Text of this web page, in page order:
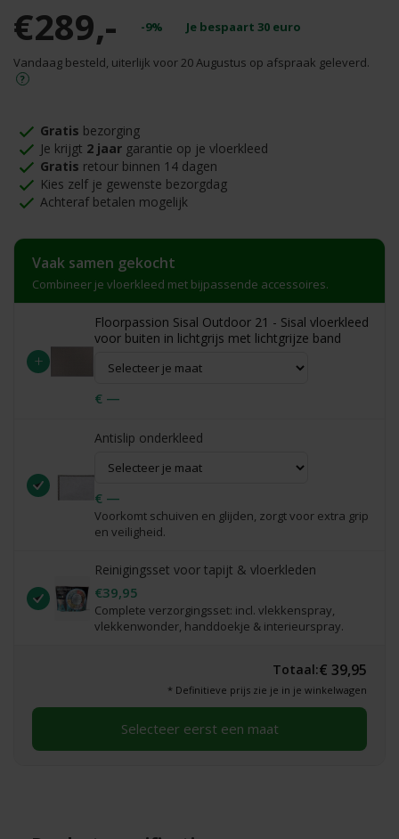
€289,- -9% Je bespaart 30 euro
Vandaag besteld, uiterlijk voor 20 Augustus op afspraak geleverd.
Gratis bezorging
Je krijgt 2 jaar garantie op je vloerkleed
Gratis retour binnen 14 dagen
Kies zelf je gewenste bezorgdag
Achteraf betalen mogelijk
Vaak samen gekocht
Combineer je vloerkleed met bijpassende accessoires.
+
Floorpassion Sisal Outdoor 21 - Sisal vloerkleed
voor buiten in lichtgrijs met lichtgrijze band
€ —
Antislip onderkleed
€ —
Voorkomt schuiven en glijden, zorgt voor extra grip
en veiligheid.
Reinigingsset voor tapijt & vloerkleden
€39,95
Complete verzorgingsset: incl. vlekkenspray,
vlekkenwonder, handdoekje & interieurspray.
Totaal:€ 39,95
* Definitieve prijs zie je in je winkelwagen
Selecteer eerst een maat